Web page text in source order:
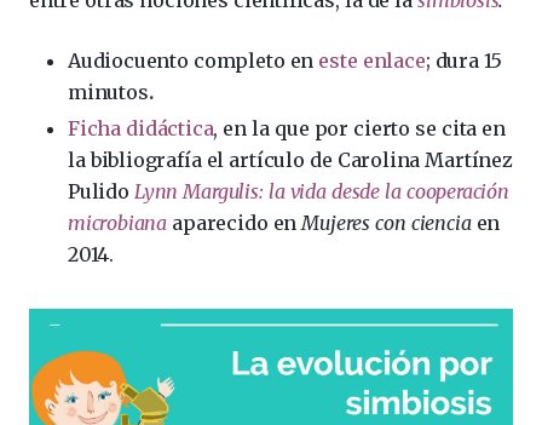
Audiocuento completo en este enlace; dura 15
minutos.
Ficha didáctica, en la que por cierto se cita en
la bibliografía el artículo de Carolina Martínez
Pulido Lynn Margulis: la vida desde la cooperación
microbiana aparecido enMujeres con cienciaen
2014.